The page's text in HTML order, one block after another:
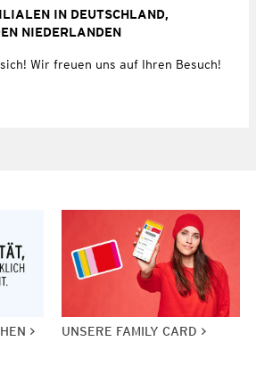
IN DEUTSCHLAND,
NIEDERLANDEN
Wir freuen uns auf Ihren Besuch!
UNSERE FAMILY CARD